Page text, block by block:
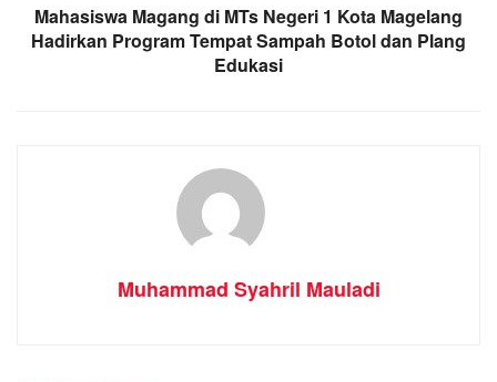
Mahasiswa Magang di MTs Negeri 1 Kota Magelang
Hadirkan Program Tempat Sampah Botol dan Plang
Edukasi
Muhammad Syahril Mauladi